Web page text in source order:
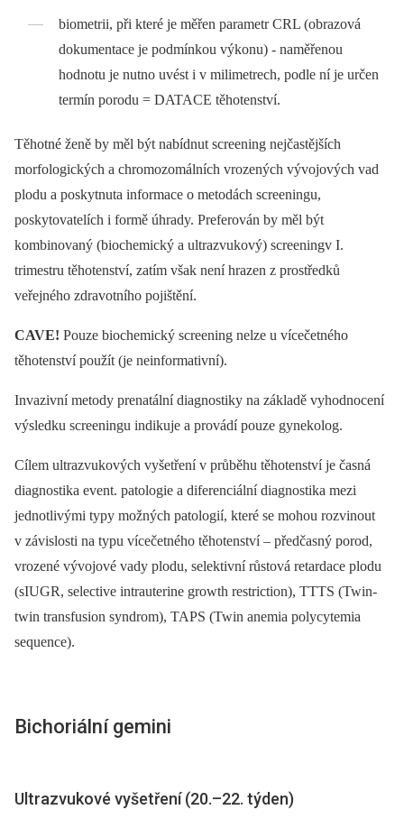
biometrii, při které je měřen parametr CRL (obrazová
dokumentace je podmínkou výkonu) -⁠ naměřenou
hodnotu je nutno uvést i v milimetrech, podle ní je určen
termín porodu = DATACE těhotenství.
Těhotné ženě by měl být nabídnut screening nejčastějších
morfologických a chromozomálních vrozených vývojových vad
plodu a poskytnuta informace o metodách screeningu,
poskytovatelích i formě úhrady. Preferován by měl být
kombinovaný (biochemický a ultrazvukový) screeningv I.
trimestru těhotenství, zatím však není hrazen z prostředků
veřejného zdravotního pojištění.
CAVE! Pouze biochemický screening nelze u vícečetného
těhotenství použít (je neinformativní).
Invazivní metody prenatální diagnostiky na základě vyhodnocení
výsledku screeningu indikuje a provádí pouze gynekolog.
Cílem ultrazvukových vyšetření v průběhu těhotenství je časná
diagnostika event. patologie a diferenciální diagnostika mezi
jednotlivými typy možných patologií, které se mohou rozvinout
v závislosti na typu vícečetného těhotenství –⁠ předčasný porod,
vrozené vývojové vady plodu, selektivní růstová retardace plodu
(sIUGR, selective intrauterine growth restriction), TTTS (Twin-
twin transfusion syndrom), TAPS (Twin anemia polycytemia
sequence).
Bichoriální gemini
Ultrazvukové vyšetření (20.–22. týden)